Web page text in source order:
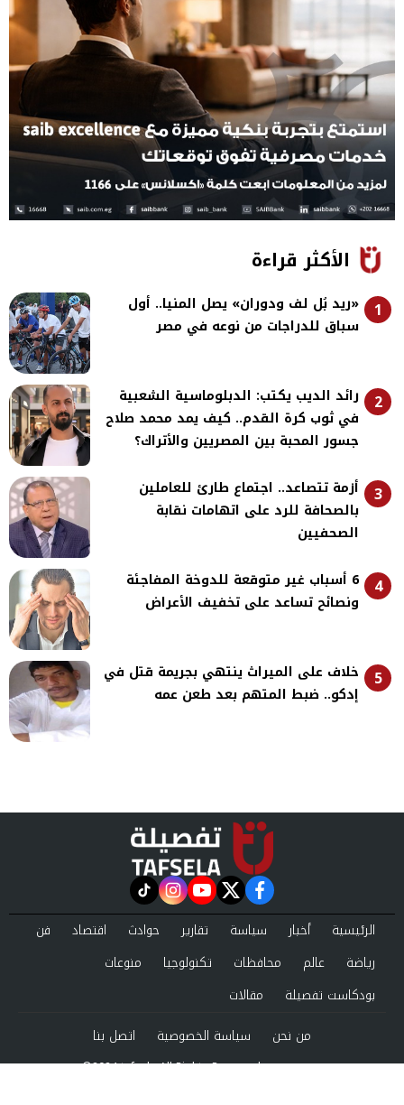
الأكثر قراءة
1
«ريد بُل لف ودوران» يصل المنيا.. أول
سباق للدراجات من نوعه في مصر
2
رائد الديب يكتب: الدبلوماسية الشعبية
في ثوب كرة القدم.. كيف يمد محمد صلاح
جسور المحبة بين المصريين والأتراك؟
3
أزمة تتصاعد.. اجتماع طارئ للعاملين
بالصحافة للرد على اتهامات نقابة
الصحفيين
4
6 أسباب غير متوقعة للدوخة المفاجئة
ونصائح تساعد على تخفيف الأعراض
5
خلاف على الميراث ينتهي بجريمة قتل في
إدكو.. ضبط المتهم بعد طعن عمه
facebook
twitter
youtube
instagram
tiktok
الرئيسية أخبار سياسة تقارير حوادث اقتصاد
فن
رياضة
عالم محافظات تكنولوجيا
منوعات
بودكاست تفصيلة
مقالات
من نحن
سياسة الخصوصية اتصل بنا
©2024 tafsela All Rights Reserved.